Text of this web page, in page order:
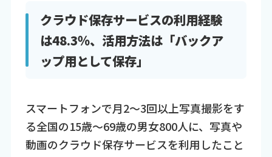
クラウド保存サービスの利用経験
は48.3％、活用方法は「バックア
ップ用として保存」
スマートフォンで月2～3回以上写真撮影をす
る全国の15歳～69歳の男女800人に、写真や
動画のクラウド保存サービスを利用したこと